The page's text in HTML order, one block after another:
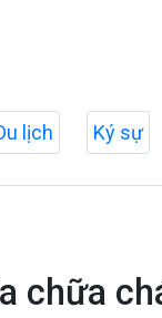
lịch Ký sự
chữa